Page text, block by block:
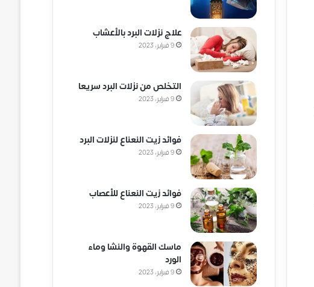
علاج نزلات البرد بالأعشاب
9 فبراير، 2023
التخلص من نزلات البرد سريعا
9 فبراير، 2023
فوائد زيت النعناع لنزلات البرد
9 فبراير، 2023
فوائد زيت النعناع للأعصاب
9 فبراير، 2023
ماسك القهوة والنشا وماء
الورد
9 فبراير، 2023